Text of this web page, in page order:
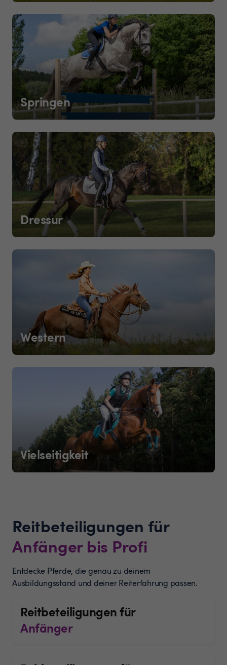
Springen
Dressur
Western
Vielseitigkeit
Reitbeteiligungen für
Anfänger bis Profi
Entdecke Pferde, die genau zu deinem
Ausbildungsstand und deiner Reiterfahrung passen.
Reitbeteiligungen für
Anfänger